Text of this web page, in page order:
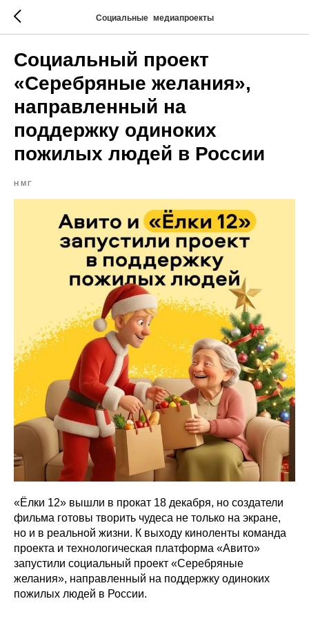
Социальные медиапроекты
Социальный проект
«Серебряные желания»,
направленный на
поддержку одиноких
пожилых людей в России
НМГ
«Ёлки 12» вышли в прокат 18 декабря, но создатели
фильма готовы творить чудеса не только на экране,
но и в реальной жизни. К выходу киноленты команда
проекта и технологическая платформа «Авито»
запустили социальный проект «Серебряные
желания», направленный на поддержку одиноких
пожилых людей в России.